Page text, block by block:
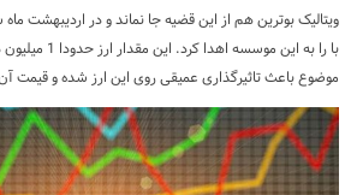
با را به این
موضوع باعث تاثیرگذاری عمیقی روی این ارز شده و قیمت آن را 35% کاهش